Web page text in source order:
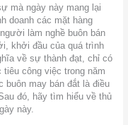
mà ngày này mang lại
doanh các mặt hàng
làm nghề buôn bán
khởi đầu của quá trình
về sự thành đạt, chỉ có
công việc trong năm
may bán đắt là điều
đó, hãy tìm hiểu về thủ
này.